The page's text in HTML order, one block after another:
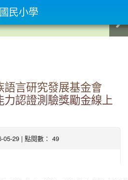
語言研究發展基金會
力認證測驗獎勵金線上
05-29 | 點閱數： 49
民小學